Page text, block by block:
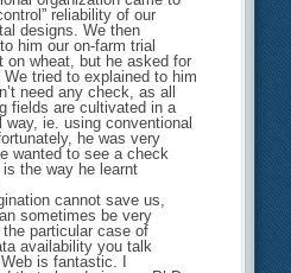
reliability of our
designs. We then
him our on-farm trial
on wheat, but he asked for
tried to explained to him
need any check, as all
fields are cultivated in a
way, ie. using conventional
he was very
wanted to see a check
is the way he learnt
cannot save us,
sometimes be very
the particular case of
availability you talk
is fantastic. I